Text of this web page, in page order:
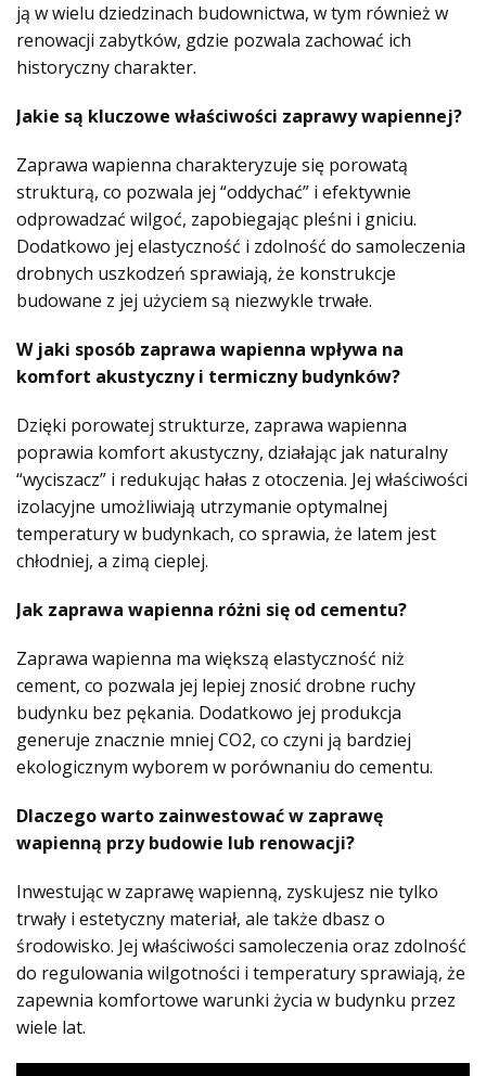
ją w wielu dziedzinach budownictwa, w tym również w
renowacji zabytków, gdzie pozwala zachować ich
historyczny charakter.
Jakie są kluczowe właściwości zaprawy wapiennej?
Zaprawa wapienna charakteryzuje się porowatą
strukturą, co pozwala jej “oddychać” i efektywnie
odprowadzać wilgoć, zapobiegając pleśni i gniciu.
Dodatkowo jej elastyczność i zdolność do samoleczenia
drobnych uszkodzeń sprawiają, że konstrukcje
budowane z jej użyciem są niezwykle trwałe.
W jaki sposób zaprawa wapienna wpływa na
komfort akustyczny i termiczny budynków?
Dzięki porowatej strukturze, zaprawa wapienna
poprawia komfort akustyczny, działając jak naturalny
“wyciszacz” i redukując hałas z otoczenia. Jej właściwości
izolacyjne umożliwiają utrzymanie optymalnej
temperatury w budynkach, co sprawia, że latem jest
chłodniej, a zimą cieplej.
Jak zaprawa wapienna różni się od cementu?
Zaprawa wapienna ma większą elastyczność niż
cement, co pozwala jej lepiej znosić drobne ruchy
budynku bez pękania. Dodatkowo jej produkcja
generuje znacznie mniej CO2, co czyni ją bardziej
ekologicznym wyborem w porównaniu do cementu.
Dlaczego warto zainwestować w zaprawę
wapienną przy budowie lub renowacji?
Inwestując w zaprawę wapienną, zyskujesz nie tylko
trwały i estetyczny materiał, ale także dbasz o
środowisko. Jej właściwości samoleczenia oraz zdolność
do regulowania wilgotności i temperatury sprawiają, że
zapewnia komfortowe warunki życia w budynku przez
wiele lat.